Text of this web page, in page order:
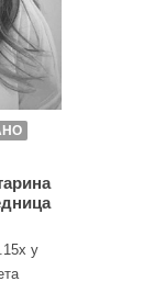
у